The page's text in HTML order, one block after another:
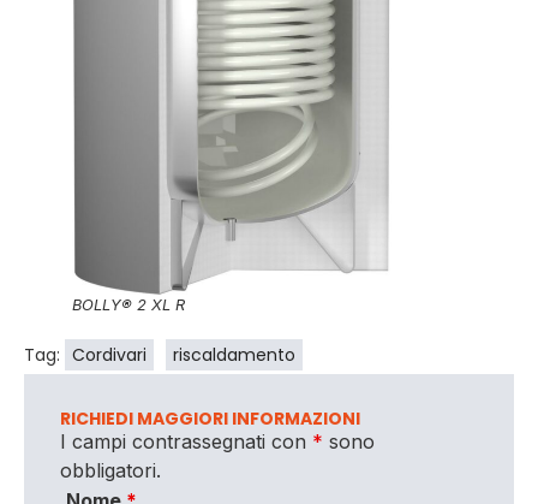
BOLLY® 2 XL R
Tag: Cordivari riscaldamento
RICHIEDI MAGGIORI INFORMAZIONI
I campi contrassegnati con * sono
obbligatori.